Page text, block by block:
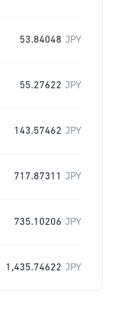
53.84048 JPY
55.27622 JPY
143.57462 JPY
717.87311 JPY
735.10206 JPY
1,435.74622 JPY